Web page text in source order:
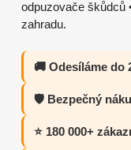
odpuzovače škůdců
zahradu.
🚚 Odesíláme do
🛡️ Bezpečný
⭐ 180 000+